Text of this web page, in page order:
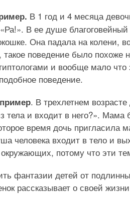
В 1 год и 4 месяца
В ее душе
Она падала на колени,
такое поведение было похоже
и вообще мало что
поведение.
. В трехлетнем
тела и входит в него?». Мама
время дочь пригласила
человека входит в тело и
окружающих, потому что эти
фантазии детей от
рассказывает о своей